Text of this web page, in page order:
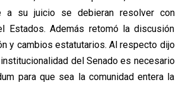
a su juicio se debieran resolver con
Estados. Además retomó la discusión
y cambios estatutarios. Al respecto dijo
del Senado es necesario
para que sea la comunidad entera la